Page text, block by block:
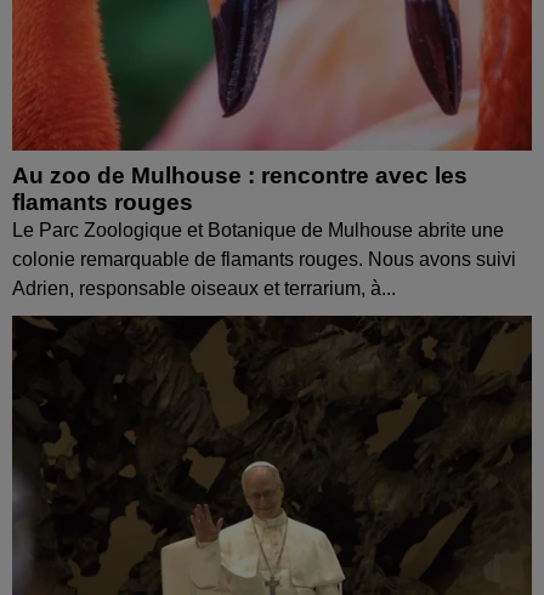
Au zoo de Mulhouse : rencontre avec les
flamants rouges
Le Parc Zoologique et Botanique de Mulhouse abrite une
colonie remarquable de flamants rouges. Nous avons suivi
Adrien, responsable oiseaux et terrarium, à...